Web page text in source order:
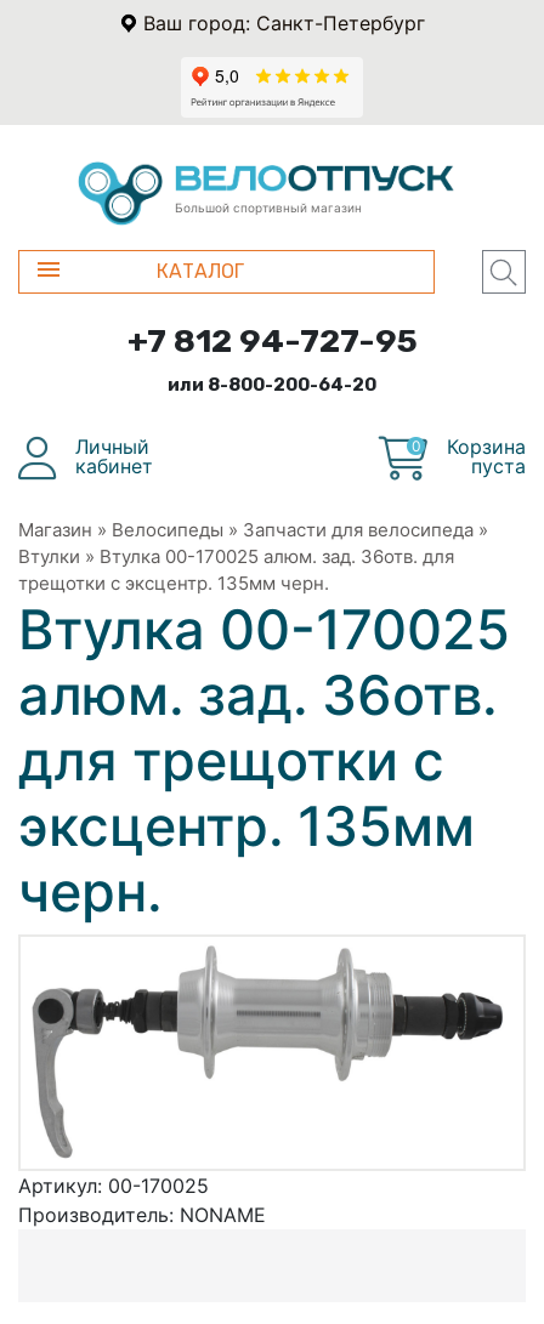
Ваш город: Санкт-Петербург
Большой спортивный магазин
КАТАЛОГ
+7 812 94-727-95
или 8-800-200-64-20
Личный
кабинет
0
Корзина
пуста
Магазин » Велосипеды » Запчасти для велосипеда »
Втулки » Втулка 00-170025 алюм. зад. 36отв. для
трещотки с эксцентр. 135мм черн.
Втулка 00-170025
алюм. зад. 36отв.
для трещотки с
эксцентр. 135мм
черн.
Артикул: 00-170025
Производитель: NONAME